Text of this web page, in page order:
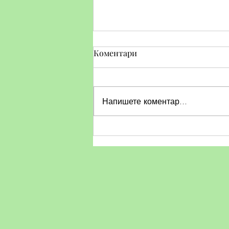
Тематичен ден по БДП
Коментари
Напишете коментар...